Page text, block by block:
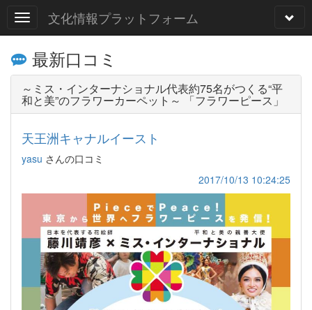
文化情報プラットフォーム
最新口コミ
～ミス・インターナショナル代表約75名がつくる“平
和と美”のフラワーカーペット～ 「フラワーピース」
天王洲キャナルイースト
yasu さんの口コミ
2017/10/13 10:24:25